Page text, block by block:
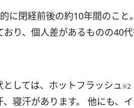
に閉経前後の約10年間のこ
り、個人差があるものの40
しては、ホットフラッシュ※2
寝汗があります。 他にも、